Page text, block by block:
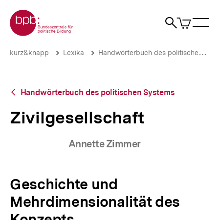
zum
Seiteninhalt
springen
Zur Startseite der bpb
Suche
Artikel
im
Zivilgesellschaft
Brotkrümelnavigation
Pfadnavigation
kurz&knapp Lexika Handwörterbuch des politischen Systems
Zurück
Übersicht
Handwörterbuch des politischen Systems
Zivilgesellschaft
Annette Zimmer
Geschichte und
Mehrdimensionalität des